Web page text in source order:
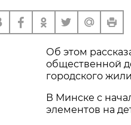
Об этом
общественной
городского
В Минске с
элементов на